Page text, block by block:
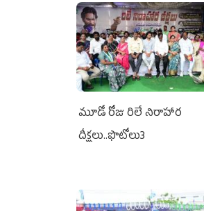
మూడో రోజు రిలే నిరాహార
దీక్షలు..ఫొటోలు3